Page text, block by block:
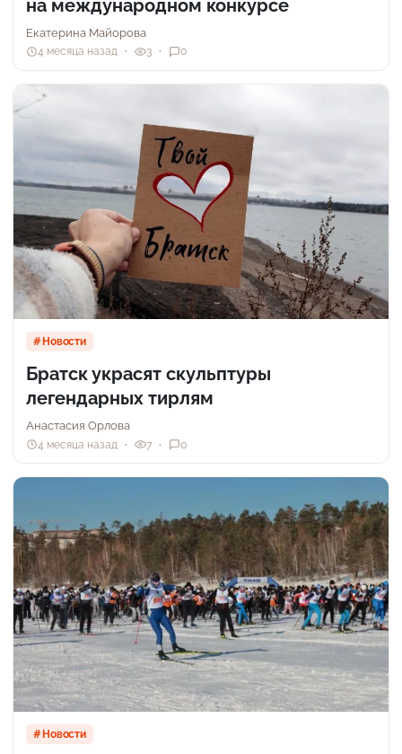
на международном конкурсе
Екатерина Майорова
4 месяца назад 3 0
Новости
Братск украсят скульптуры
легендарных тирлям
Анастасия Орлова
4 месяца назад 7 0
Новости